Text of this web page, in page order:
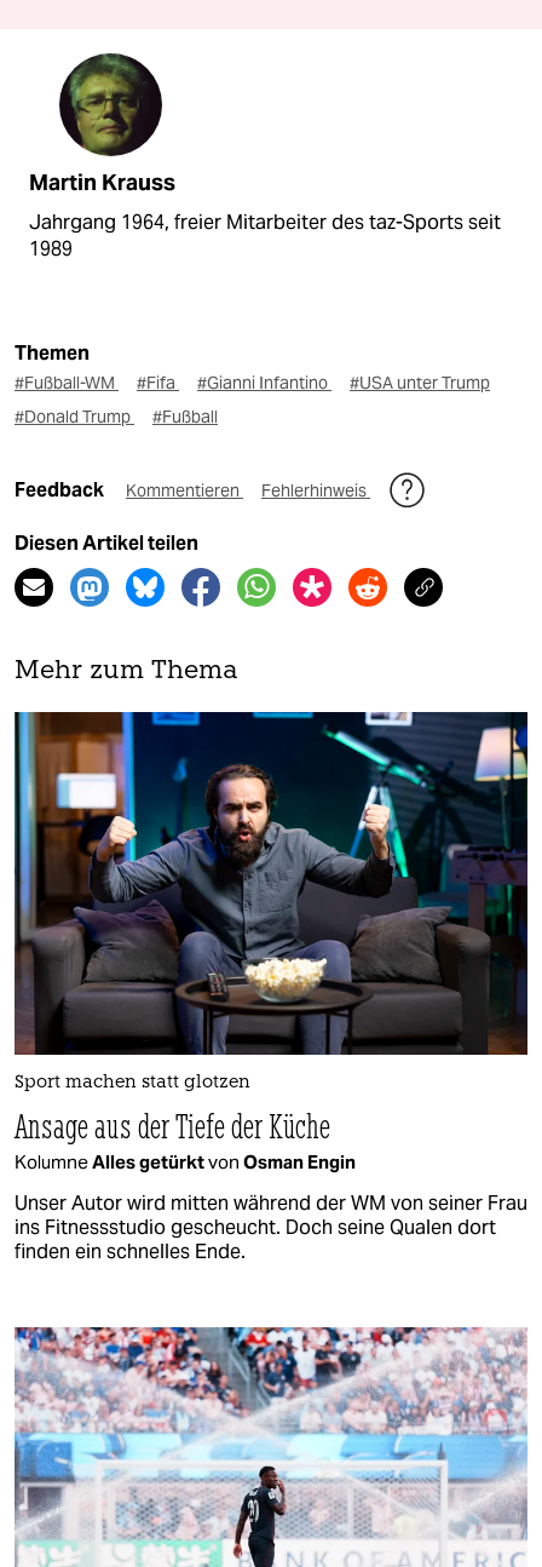
Martin Krauss
Jahrgang 1964, freier Mitarbeiter des taz-Sports seit
1989
Themen
#Fußball-WM #Fifa #Gianni Infantino
#USA unter Trump
#Donald Trump
#Fußball
Feedback Kommentieren Fehlerhinweis
Diesen Artikel teilen
Mehr zum Thema
Sport machen statt glotzen
Ansage aus der Tiefe der Küche
KolumneAlles getürktvon Osman Engin
Unser Autor wird mitten während der WM von seiner Frau
ins Fitnessstudio gescheucht. Doch seine Qualen dort
finden ein schnelles Ende.